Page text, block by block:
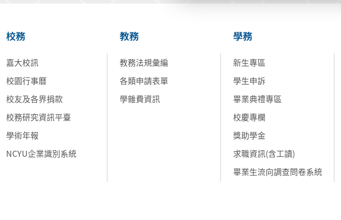
校務
嘉大校訊
校園行事曆
校友及各界捐款
校務研究資訊平臺
學術年報
NCYU企業識別系統
教務
教務法規彙編
各類申請表單
學雜費資訊
學務
新生專區
學生申訴
畢業典禮專區
校慶專欄
獎助學金
求職資訊(含工讀)
畢業生流向調查問卷系統